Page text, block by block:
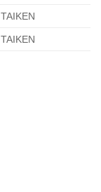
TAIKEN
TAIKEN